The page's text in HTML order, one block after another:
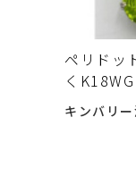
ペリドッ
く
キンバリ